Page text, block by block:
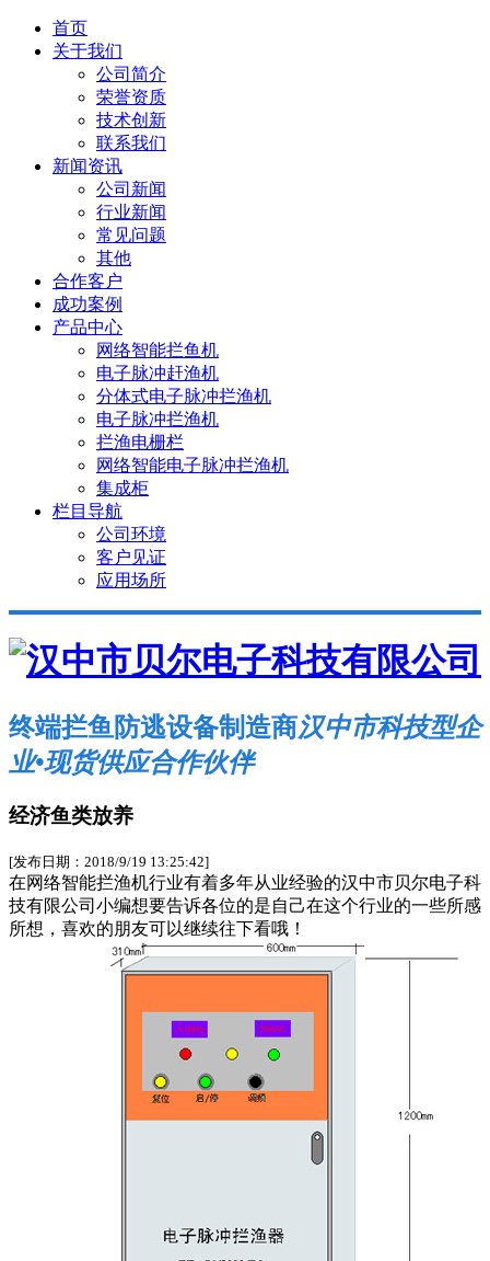
首页
关于我们
公司简介
荣誉资质
技术创新
联系我们
新闻资讯
公司新闻
行业新闻
常见问题
其他
合作客户
成功案例
产品中心
网络智能拦鱼机
电子脉冲赶渔机
分体式电子脉冲拦渔机
电子脉冲拦渔机
拦渔电栅栏
网络智能电子脉冲拦渔机
集成柜
栏目导航
公司环境
客户见证
应用场所
终端拦鱼防逃设备制造商汉中市科技型企
业•现货供应合作伙伴
经济鱼类放养
[发布日期：2018/9/19 13:25:42]
在网络智能拦渔机行业有着多年从业经验的汉中市贝尔电子科
技有限公司小编想要告诉各位的是自己在这个行业的一些所感
所想，喜欢的朋友可以继续往下看哦！